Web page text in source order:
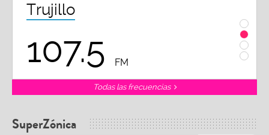
Chiclayo
102.3
Todas las frecuencias
SuperZónica